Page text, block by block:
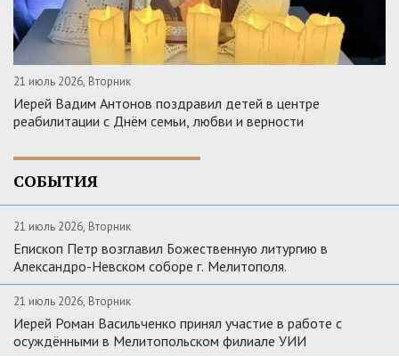
21 июль 2026, Вторник
Иерей Вадим Антонов поздравил детей в центре
реабилитации с Днём семьи, любви и верности
СОБЫТИЯ
21 июль 2026, Вторник
Епископ Петр возглавил Божественную литургию в
Александро-Невском соборе г. Мелитополя.
21 июль 2026, Вторник
Иерей Роман Васильченко принял участие в работе с
осуждёнными в Мелитопольском филиале УИИ